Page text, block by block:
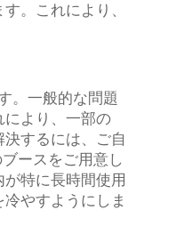
。これにより、
。一般的な問題
により、一部の
するには、ご自
ースをご用意し
特に長時間使用
やすようにしま